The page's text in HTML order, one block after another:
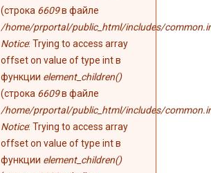
(строка 6609в файле
/home/prportal/public_html/includes/
Notice: Trying to access array
offset on value of type int в
функции element_children()
(строка 6609в файле
/home/prportal/public_html/includes/
Notice: Trying to access array
offset on value of type int в
функции element_children()